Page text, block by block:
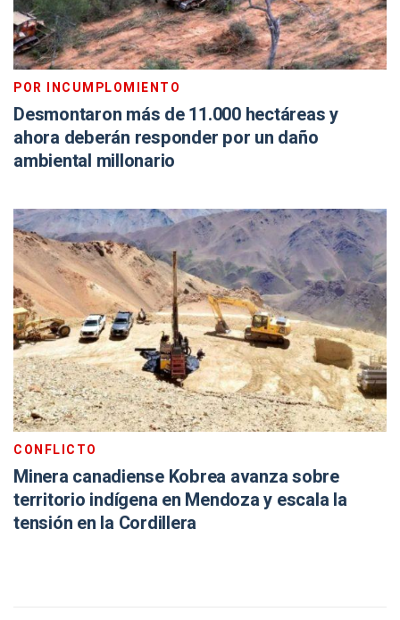
POR INCUMPLOMIENTO
Desmontaron más de 11.000 hectáreas y
ahora deberán responder por un daño
ambiental millonario
CONFLICTO
Minera canadiense Kobrea avanza sobre
territorio indígena en Mendoza y escala la
tensión en la Cordillera